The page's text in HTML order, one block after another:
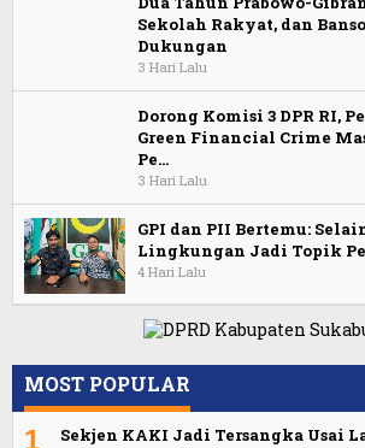
Sekolah Rakyat, dan
Dukungan
3 Hari Lalu
Dorong Komisi 3 DPR RI,
Green Financial Crime
Pe…
3 Hari Lalu
GPI dan PII Bertemu:
Lingkungan Jadi Topik
4 Hari Lalu
MOST POPULAR
1
Sekjen KAKI Jadi Tersangka Usai